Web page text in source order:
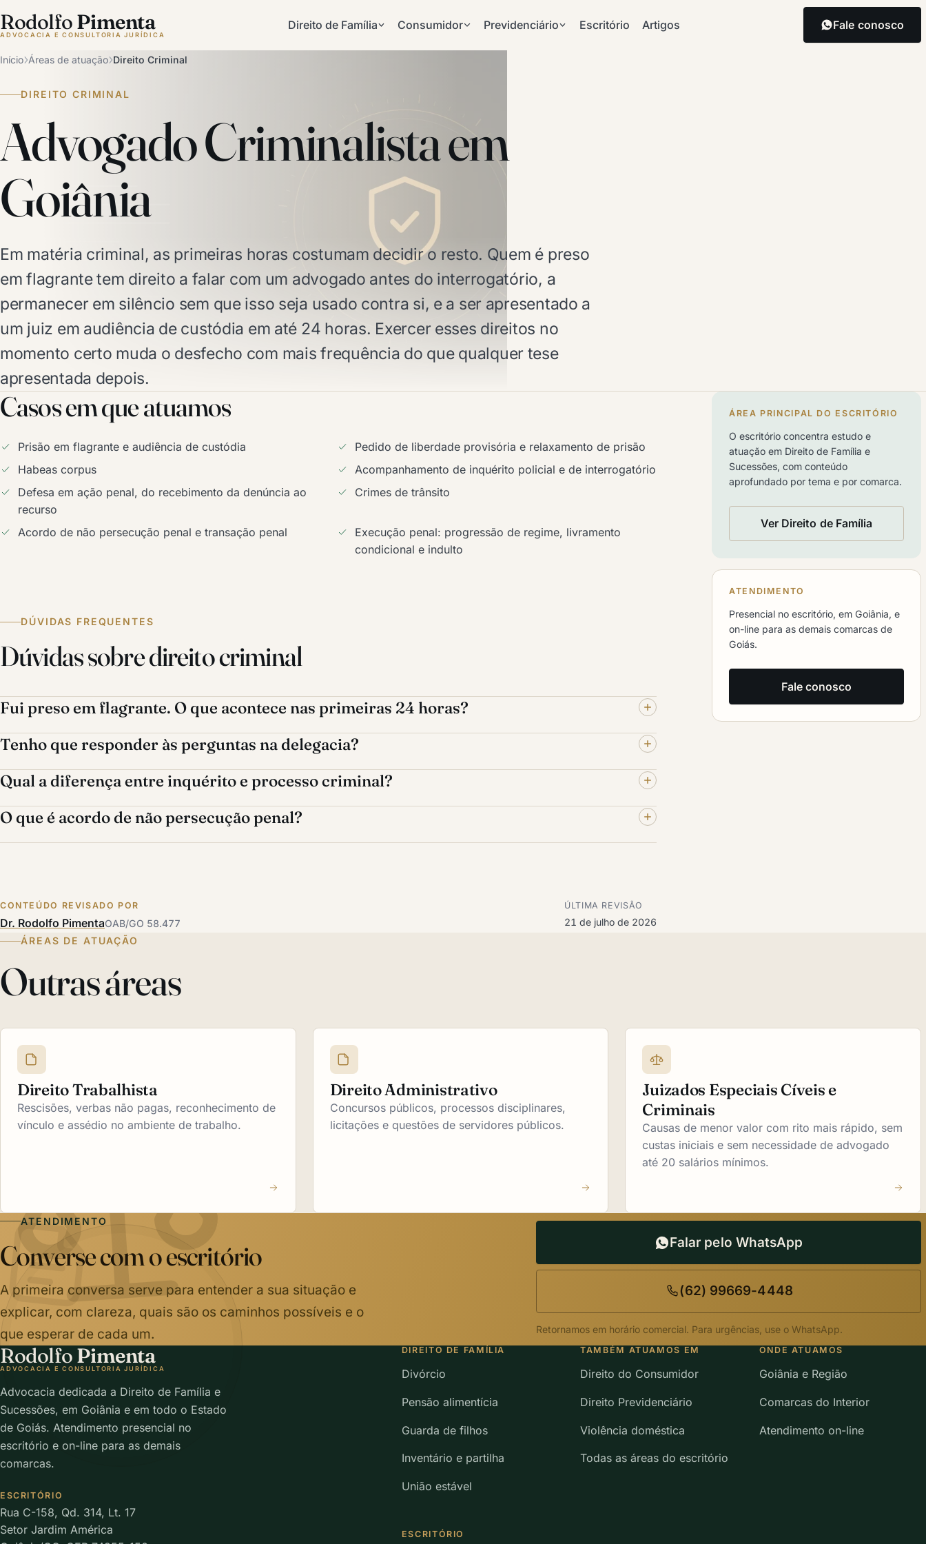
RodolfoPimenta
ADVOCACIA E CONSULTORIA JURÍDICA
Direito de Família Consumidor Previdenciário Escritório Artigos Fale conosco
Início Áreas de atuação Direito Criminal
DIREITO CRIMINAL
Advogado Criminalista em
Goiânia
Em matéria criminal, as primeiras horas costumam decidir o resto. Quem é preso
em flagrante tem direito a falar com um advogado antes do interrogatório, a
permanecer em silêncio sem que isso seja usado contra si, e a ser apresentado a
um juiz em audiência de custódia em até 24 horas. Exercer esses direitos no
momento certo muda o desfecho com mais frequência do que qualquer tese
apresentada depois.
Casos em que atuamos
Prisão em flagrante e audiência de custódia
Pedido de liberdade provisória e relaxamento de prisão
Habeas corpus
Acompanhamento de inquérito policial e de interrogatório
Defesa em ação penal, do recebimento da denúncia ao
recurso
Crimes de trânsito
Acordo de não persecução penal e transação penal
Execução penal: progressão de regime, livramento
condicional e indulto
DÚVIDAS FREQUENTES
Dúvidas sobre direito criminal
Fui preso em flagrante. O que acontece nas primeiras 24 horas?
Tenho que responder às perguntas na delegacia?
Qual a diferença entre inquérito e processo criminal?
O que é acordo de não persecução penal?
CONTEÚDO REVISADO POR
Dr. Rodolfo PimentaOAB/GO 58.477
ÚLTIMA REVISÃO
21 de julho de 2026
ÁREA PRINCIPAL DO ESCRITÓRIO
O escritório concentra estudo e
atuação em Direito de Família e
Sucessões, com conteúdo
aprofundado por tema e por comarca.
Ver Direito de Família
ATENDIMENTO
Presencial no escritório, em Goiânia, e
on-line para as demais comarcas de
Goiás.
Fale conosco
ÁREAS DE ATUAÇÃO
Outras áreas
Direito Trabalhista
Rescisões, verbas não pagas, reconhecimento de
vínculo e assédio no ambiente de trabalho.
Direito Administrativo
Concursos públicos, processos disciplinares,
licitações e questões de servidores públicos.
Juizados Especiais Cíveis e
Criminais
Causas de menor valor com rito mais rápido, sem
custas iniciais e sem necessidade de advogado
até 20 salários mínimos.
ATENDIMENTO
Converse com o escritório
A primeira conversa serve para entender a sua situação e
explicar, com clareza, quais são os caminhos possíveis e o
que esperar de cada um.
Falar pelo WhatsApp
(62) 99669-4448
Retornamos em horário comercial. Para urgências, use o WhatsApp.
RodolfoPimenta
ADVOCACIA E CONSULTORIA JURÍDICA
Advocacia dedicada a Direito de Família e
Sucessões, em Goiânia e em todo o Estado
de Goiás. Atendimento presencial no
escritório e on-line para as demais
comarcas.
ESCRITÓRIO
Rua C-158, Qd. 314, Lt. 17
Setor Jardim América
DIREITO DE FAMÍLIA
Divórcio
Pensão alimentícia
Guarda de filhos
Inventário e partilha
União estável
TAMBÉM ATUAMOS EM
Direito do Consumidor
Direito Previdenciário
Violência doméstica
Todas as áreas do escritório
ONDE ATUAMOS
Goiânia e Região
Comarcas do Interior
Atendimento on-line
ESCRITÓRIO